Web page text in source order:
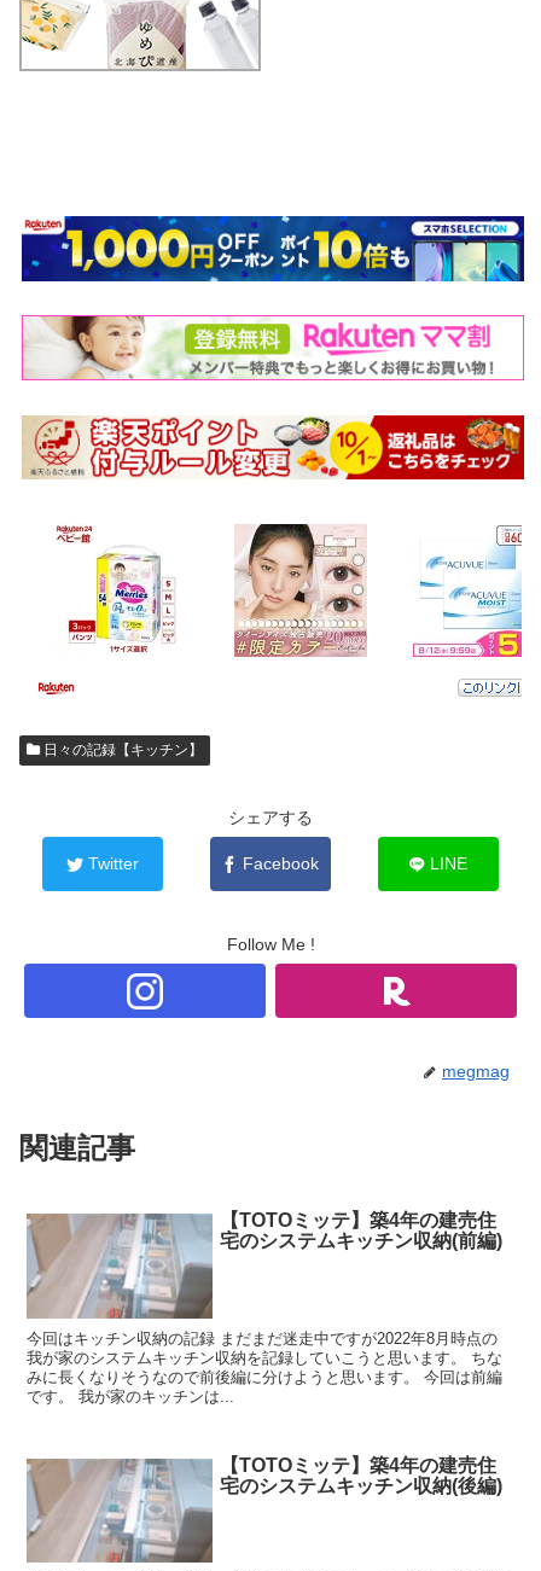
日々の記録【キッチン】
シェアする
Twitter Facebook LINE
Follow Me !
megmag
関連記事
【TOTOミッテ】築4年の建売住
宅のシステムキッチン収納(前編)
今回はキッチン収納の記録 まだまだ迷走中ですが2022年8月時点の
我が家のシステムキッチン収納を記録していこうと思います。 ちな
みに長くなりそうなので前後編に分けようと思います。 今回は前編
です。 我が家のキッチンは...
【TOTOミッテ】築4年の建売住
宅のシステムキッチン収納(後編)